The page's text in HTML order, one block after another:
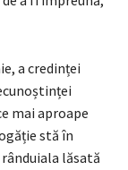
a credinței
mai aproape
stă în
lăsată